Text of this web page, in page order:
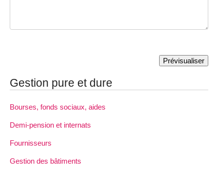
Gestion pure et dure
Bourses, fonds sociaux, aides
Demi-pension et internats
Fournisseurs
Gestion des bâtiments